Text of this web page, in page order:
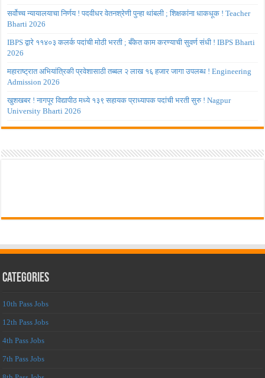
सर्वोच्च न्यायालयाचा निर्णय ! पदवीधर वेतनश्रेणी पुन्हा थांबली ; शिक्षकांना धाकधूक ! Teacher
Bharti 2026
IBPS द्वारे ११४०३ कलर्क पदांची मोठी भरती ; बँकेत काम करण्याची सुवर्ण संधी ! IBPS Bharti
2026
महाराष्ट्रात अभियांत्रिकी प्रवेशासाठी तब्बल २ लाख १६ हजार जागा उपलब्ध ! Engineering
Admission 2026
खुशखबर ! नागपूर विद्यापीठ मध्ये १३९ सहायक प्राध्यापक पदांची भरती सुरु ! Nagpur
University Bharti 2026
Categories
10th Pass Jobs
12th Pass Jobs
4th Pass Jobs
7th Pass Jobs